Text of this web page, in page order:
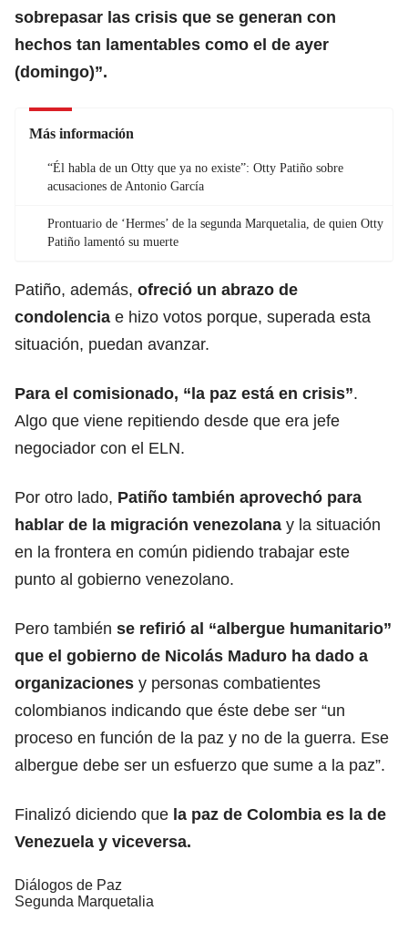
sobrepasar las crisis que se generan con
hechos tan lamentables como el de ayer
(domingo)”.
Más información
“Él habla de un Otty que ya no existe”: Otty Patiño sobre
acusaciones de Antonio García
Prontuario de ‘Hermes’ de la segunda Marquetalia, de quien Otty
Patiño lamentó su muerte
Patiño, además, ofreció un abrazo de
condolencia e hizo votos porque, superada esta
situación, puedan avanzar.
Para el comisionado, “la paz está en crisis”.
Algo que viene repitiendo desde que era jefe
negociador con el ELN.
Por otro lado, Patiño también aprovechó para
hablar de la migración venezolana y la situación
en la frontera en común pidiendo trabajar este
punto al gobierno venezolano.
Pero también se refirió al “albergue humanitario”
que el gobierno de Nicolás Maduro ha dado a
organizaciones y personas combatientes
colombianos indicando que éste debe ser “un
proceso en función de la paz y no de la guerra. Ese
albergue debe ser un esfuerzo que sume a la paz”.
Finalizó diciendo que la paz de Colombia es la de
Venezuela y viceversa.
Diálogos de Paz
Segunda Marquetalia